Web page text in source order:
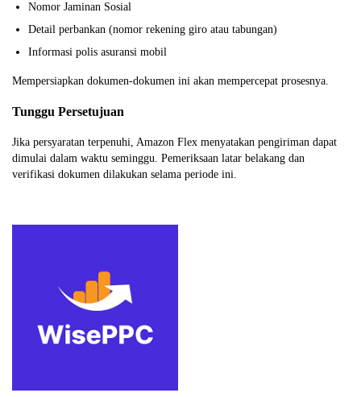
Nomor Jaminan Sosial
Detail perbankan (nomor rekening giro atau tabungan)
Informasi polis asuransi mobil
Mempersiapkan dokumen-dokumen ini akan mempercepat prosesnya.
Tunggu Persetujuan
Jika persyaratan terpenuhi, Amazon Flex menyatakan pengiriman dapat
dimulai dalam waktu seminggu. Pemeriksaan latar belakang dan
verifikasi dokumen dilakukan selama periode ini.